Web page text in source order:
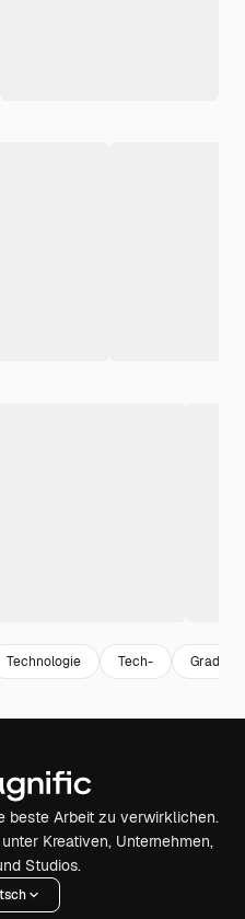
Technologie Tech- Gradient
beste Arbeit zu verwirklichen.
Kreativen, Unternehmen,
Studios.